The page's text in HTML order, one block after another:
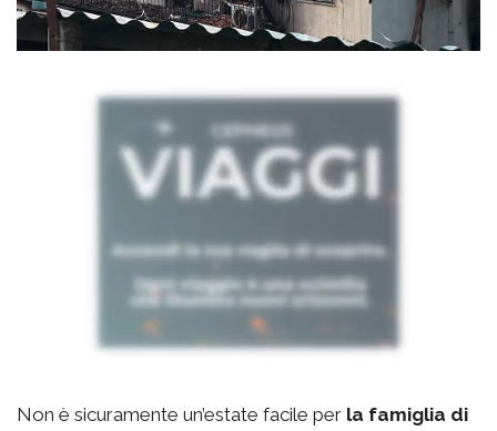
Non è sicuramente un’estate facile per la famiglia di